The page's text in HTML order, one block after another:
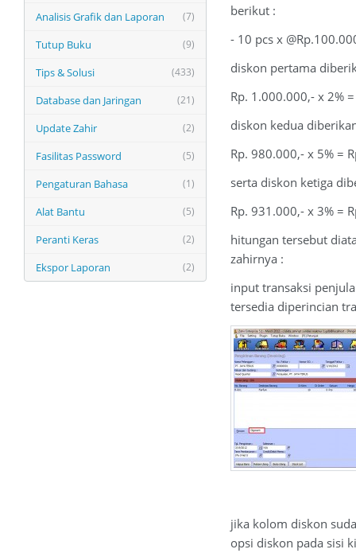
(7)
Analisis Grafik dan Laporan
(9)
Tutup Buku
(433)
Tips & Solusi
(21)
Database dan Jaringan
(2)
Update Zahir
(5)
Fasilitas Password
(1)
Pengaturan Bahasa
(5)
Alat Bantu
(2)
Peranti Keras
(2)
Ekspor Laporan
berikut :
- 10 pcs x
diskon pertama
Rp. 1.000.000,- x 2%
diskon kedua
Rp. 980.000,- x 5% =
serta diskon ketiga
Rp. 931.000,- x 3% =
hitungan tersebut
zahirnya :
input transaksi
tersedia diperincian
jika kolom diskon
opsi diskon pada sisi